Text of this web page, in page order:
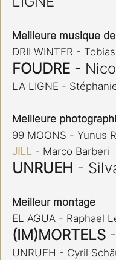
Meilleure musique
DRII WINTER -
FOUDRE -
LA LIGNE -
Meilleure
99 MOONS - Yunus
JILL - Marco Barberi
UNRUEH -
Meilleur montage
EL AGUA - Raphaël
(IM)MORTELS
UNRUEH - Cyril